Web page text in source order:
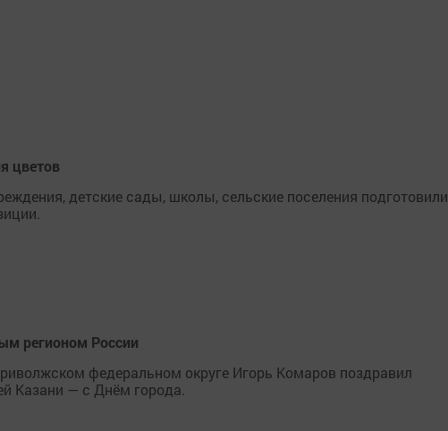
цветов
детские сады, школы, сельские поселения подготовили
регионом России
федеральном округе Игорь Комаров поздравил
Казани — с Днём города.